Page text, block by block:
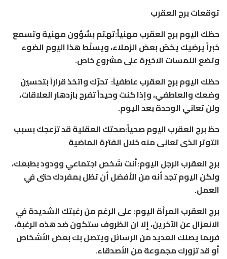
توقعات برج العقرب
حظك اليوم برج العقرب مهنياً:تهتم بشؤون مهنية وتسمع
خبراً يرضيك يخصّ بعض الزملاء، ويسلّط هذا اليوم الضوء
وتضع اللمسات الاخيرة على مشروع خاص.
حظك اليوم برج العقرب عاطفياً: تحرّك واتخذ قراراً بتحسين
وضعك والعاطفي، وإذا كنت وحيداً تفرح بازدهار العلاقات،
ولن تعاني الوحدة بعد اليوم.
حظ برج العقرب اليوم صحياً:صحتك العقلية قد تزعجك بسبب
التوتر الذى تعانى منه خلال الفترة الماضية
برج العقرب الرجل اليوم:أنت شخص اجتماعي وودود بطبعك،
ولكن اليوم تجد أنه من الأفضل أن تظل بمفردك حتى في
العمل.
برج العقرب المرأة اليوم: على الرغم من رغبتك الشديدة في
الانعزال عن الآخرين، إلا ان الظروف ستكون ضد هذه الرغبة،
فربما يصلك العديد من الرسائل ويتصل بك بعض الأشخاص
أو قد تزورك مجموعة من الأصدقاء.